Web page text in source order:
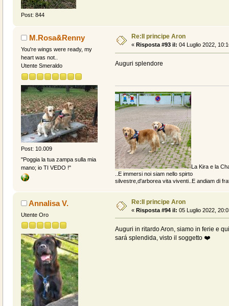
Post: 844
M.Rosa&Renny
You're wings were ready, my
heart was not..
Utente Smeraldo
Post: 10.009
"Poggia la tua zampa sulla mia
mano; io TI VEDO !"
Re:Il principe Aron
« Risposta #93 il: 04 Luglio 2022,
Auguri splendore
La Kira e la
..E immersi noi siam nello spirto
silvestre,d'arborea vita viventi..E andiam di
Annalisa V.
Utente Oro
Re:Il principe Aron
« Risposta #94 il: 05 Luglio 2022,
Auguri in ritardo Aron, siamo in ferie e
sará splendida, visto il soggetto ❤️